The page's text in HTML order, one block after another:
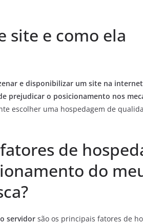
site e como ela
e disponibilizar um site na internet
prejudicar o posicionamento nos
escolher uma hospedagem de
de
do
servidor são os principais fatores de